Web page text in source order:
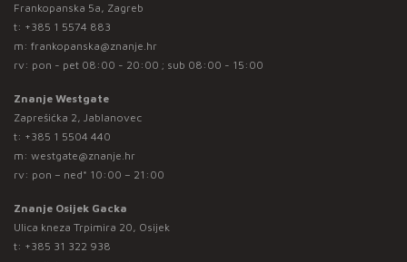
Frankopanska 5a, Zagreb
t: +385 1 5574 883
m: frankopanska@znanje.hr
rv: pon - pet 08:00 - 20:00 ; sub 08:00 - 15:00
Znanje Westgate
Zaprešićka 2, Jablanovec
t: +385 1 5504 440
m: westgate@znanje.hr
rv: pon – ned* 10:00 – 21:00
Znanje Osijek Gacka
Ulica kneza Trpimira 20, Osijek
t: +385 31 322 938